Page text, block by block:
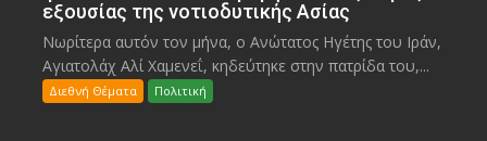
εξουσίας της νοτιοδυτικής Ασίας
Νωρίτερα αυτόν τον μήνα, ο Ανώτατος Ηγέτης του Ιράν,
Αγιατολάχ Αλί Χαμενεΐ, κηδεύτηκε στην πατρίδα του,...
Διεθνή Θέματα Πολιτική